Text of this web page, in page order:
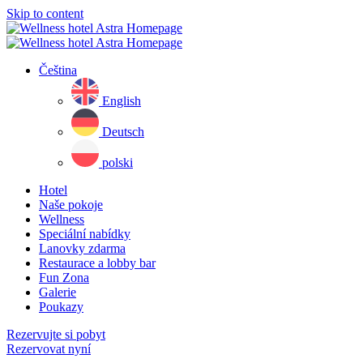
Skip to content
Čeština
English
Deutsch
polski
Hotel
Naše pokoje
Wellness
Speciální nabídky
Lanovky zdarma
Restaurace a lobby bar
Fun Zona
Galerie
Poukazy
Rezervujte si pobyt
Rezervovat nyní